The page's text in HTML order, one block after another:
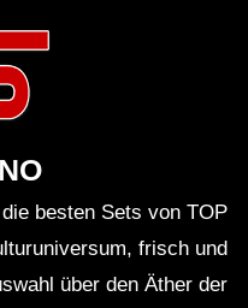
Stream” eine großartige
Musikszene zu
sie auch Fragen
besten Sets von TOP
frisch und
über den Äther der